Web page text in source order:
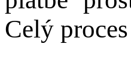
Celý